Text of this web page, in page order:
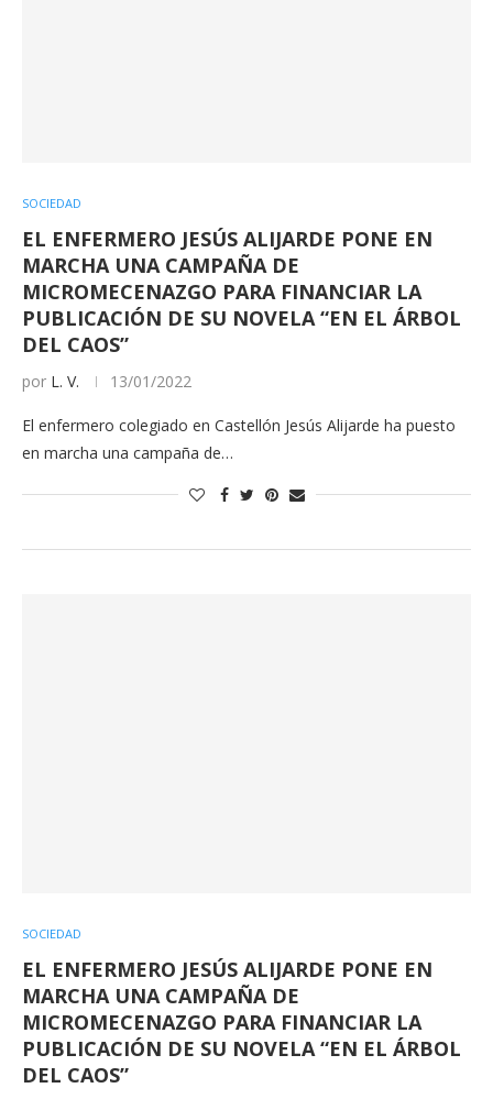
SOCIEDAD
EL ENFERMERO JESÚS ALIJARDE PONE EN
MARCHA UNA CAMPAÑA DE
MICROMECENAZGO PARA FINANCIAR LA
PUBLICACIÓN DE SU NOVELA “EN EL ÁRBOL
DEL CAOS”
por L. V. 13/01/2022
El enfermero colegiado en Castellón Jesús Alijarde ha puesto
en marcha una campaña de…
SOCIEDAD
EL ENFERMERO JESÚS ALIJARDE PONE EN
MARCHA UNA CAMPAÑA DE
MICROMECENAZGO PARA FINANCIAR LA
PUBLICACIÓN DE SU NOVELA “EN EL ÁRBOL
DEL CAOS”